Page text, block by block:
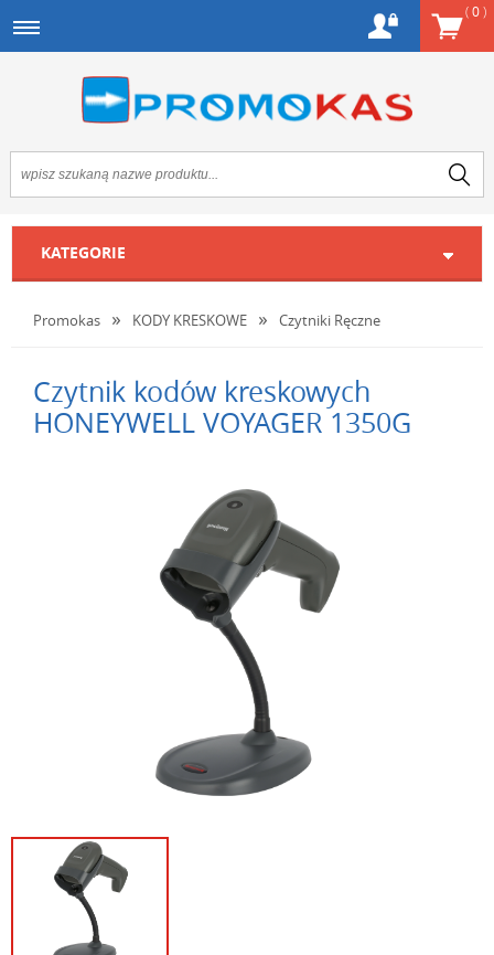
(0)
KATEGORIE
Promokas KODY KRESKOWE Czytniki Ręczne
Czytnik kodów kreskowych
HONEYWELL VOYAGER 1350G